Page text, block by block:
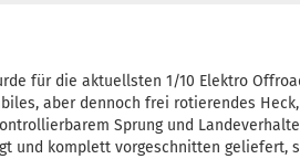
für die aktuellsten 1/10 Elektro
aber dennoch frei rotierendes
Sprung und
und komplett vorgeschnitten geliefert,